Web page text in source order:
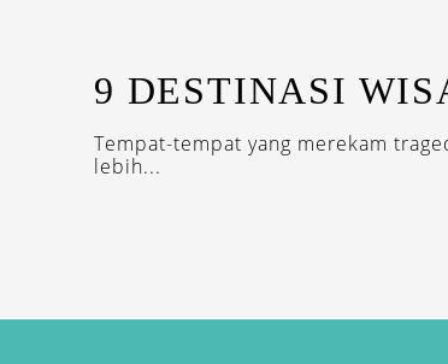
9 DESTINASI
Tempat-tempat yang merekam
lebih...